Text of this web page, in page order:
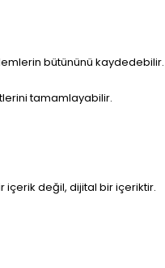
bütününü kaydedebilir.
tamamlayabilir.
içerik değil, dijital bir içeriktir.